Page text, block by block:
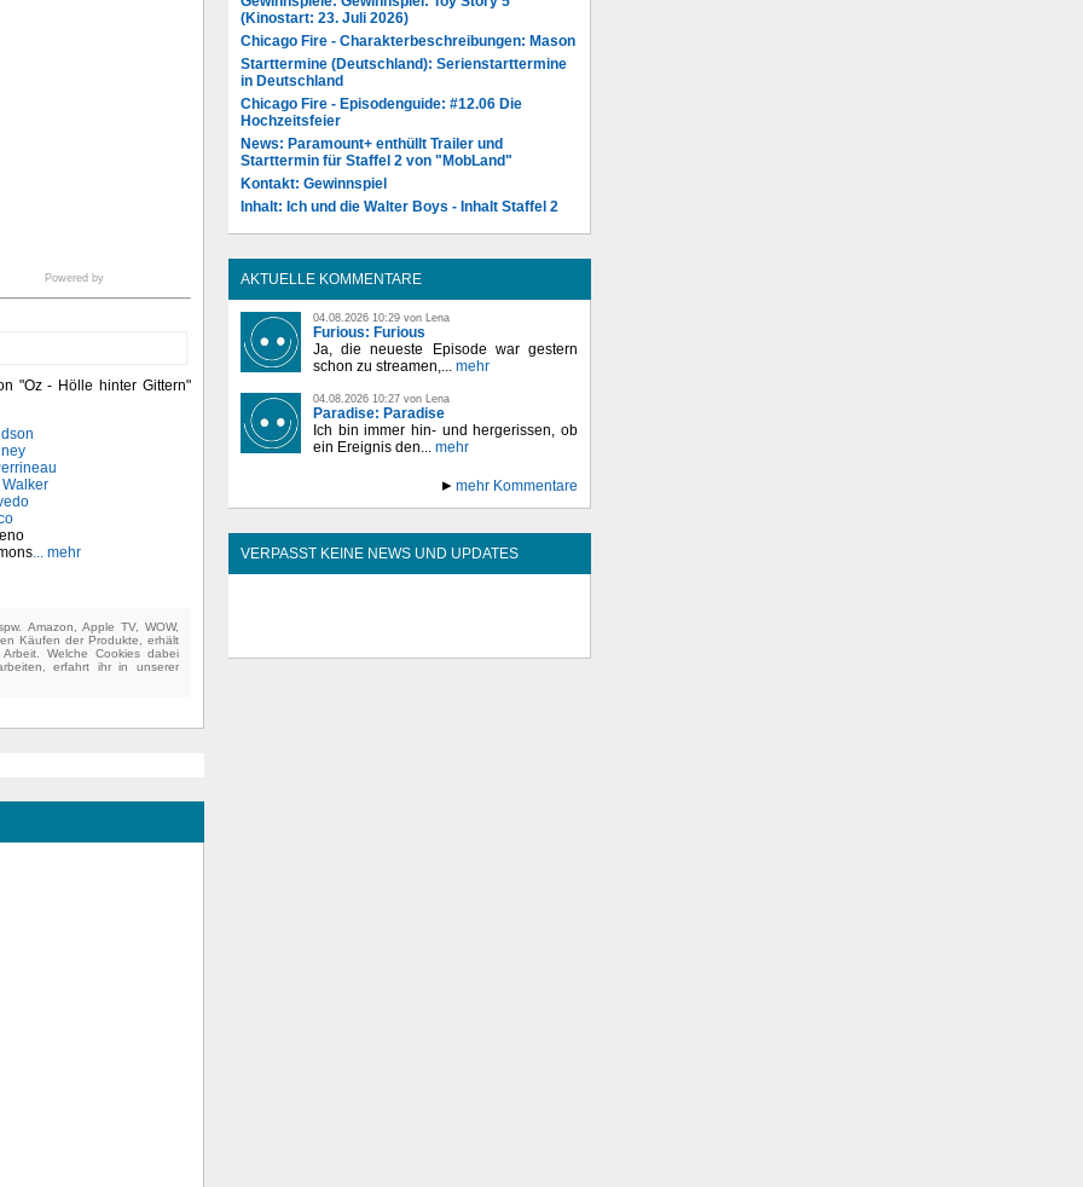
Powered by
"Oz - Hölle hinter Gittern"
Walker
... mehr
Amazon, Apple TV, WOW,
Käufen der Produkte, erhält
Welche Cookies dabei
erfahrt ihr in unserer
(Kinostart: 23. Juli 2026)
Chicago Fire - Charakterbeschreibungen: Mason
Starttermine (Deutschland): Serienstarttermine
in Deutschland
Chicago Fire - Episodenguide: #12.06 Die
Hochzeitsfeier
News: Paramount+ enthüllt Trailer und
Starttermin für Staffel 2 von "MobLand"
Kontakt: Gewinnspiel
Inhalt: Ich und die Walter Boys - Inhalt Staffel 2
AKTUELLE KOMMENTARE
04.08.2026 10:29 von Lena
Furious: Furious
Ja, die neueste Episode war gestern
schon zu streamen,... mehr
04.08.2026 10:27 von Lena
Paradise: Paradise
Ich bin immer hin- und hergerissen, ob
ein Ereignis den... mehr
mehr Kommentare
VERPASST KEINE NEWS UND UPDATES